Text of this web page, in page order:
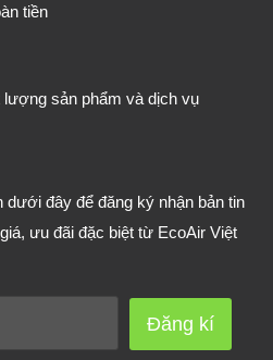
tiền
lượng sản phẩm và dịch vụ
dưới đây để đăng ký nhận bản tin
ưu đãi đặc biệt từ EcoAir Việt
Đăng kí